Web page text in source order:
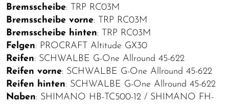
Bremsscheibe: TRP RC03M
Bremsscheibe vorne: TRP RC03M
Bremsscheibe hinten: TRP RC03M
Felgen: PROCRAFT Altitude GX30
Reifen: SCHWALBE G-One Allround 45-622
Reifen vorne: SCHWALBE G-One Allround 45-622
Reifen hinten: SCHWALBE G-One Allround 45-622
Naben: SHIMANO HB-TC500-12 / SHIMANO FH-